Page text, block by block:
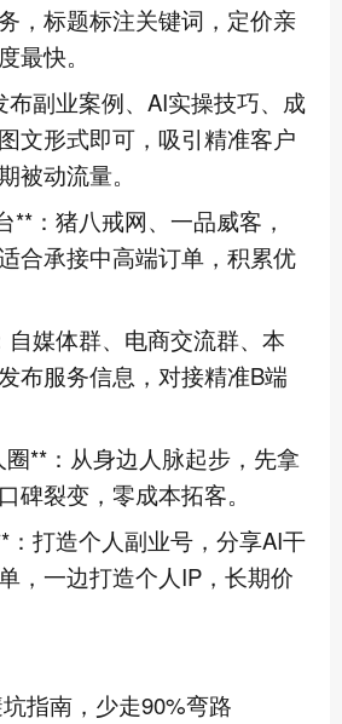
，标题标注关键词，定价亲
最快。
布副业案例、AI实操技巧、成
文形式即可，吸引精准客户
被动流量。
**：猪八戒网、一品威客，
合承接中高端订单，积累优
自媒体群、电商交流群、本
布服务信息，对接精准B端
**：从身边人脉起步，先拿
碑裂变，零成本拓客。
：打造个人副业号，分享AI干
，一边打造个人IP，长期价
指南，少走90%弯路